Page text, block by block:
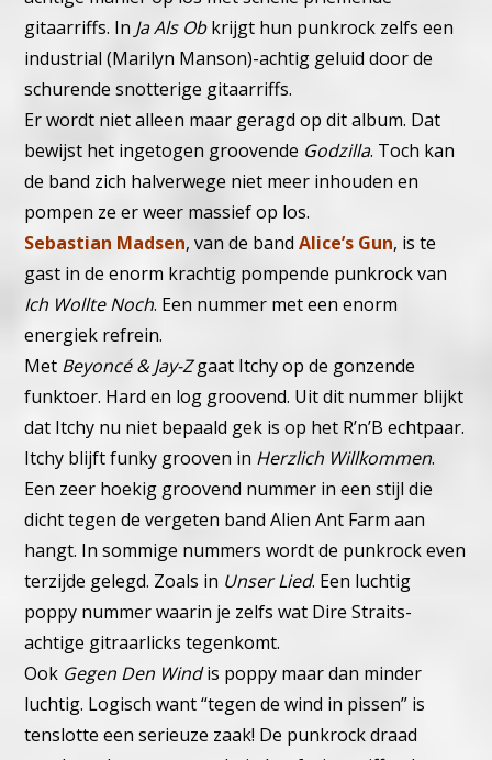
gitaarriffs. In Ja Als Obkrijgt hun punkrock zelfs een
industrial (Marilyn Manson)-achtig geluid door de
schurende snotterige gitaarriffs.
Er wordt niet alleen maar geragd op dit album. Dat
bewijst het ingetogen groovende Godzilla. Toch kan
de band zich halverwege niet meer inhouden en
pompen ze er weer massief op los.
Sebastian Madsen, van de bandAlice’s Gun, is te
gast in de enorm krachtig pompende punkrock van
Ich Wollte Noch. Een nummer met een enorm
energiek refrein.
Met Beyoncé & Jay-Zgaat Itchy op de gonzende
funktoer. Hard en log groovend. Uit dit nummer blijkt
dat Itchy nu niet bepaald gek is op het R’n’B echtpaar.
Itchy blijft funky grooven in Herzlich Willkommen.
Een zeer hoekig groovend nummer in een stijl die
dicht tegen de vergeten band Alien Ant Farm aan
hangt. In sommige nummers wordt de punkrock even
terzijde gelegd. Zoals in Unser Lied. Een luchtig
poppy nummer waarin je zelfs wat Dire Straits-
achtige gitraarlicks tegenkomt.
Ook Gegen Den Windis poppy maar dan minder
luchtig. Logisch want “tegen de wind in pissen” is
tenslotte een serieuze zaak! De punkrock draad